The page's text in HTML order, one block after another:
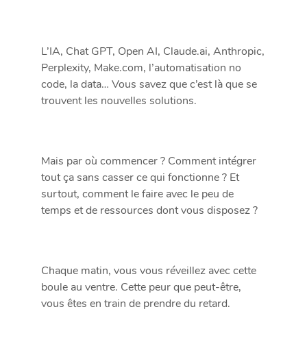
L’IA, Chat GPT, Open AI, Claude.ai, Anthropic,
Perplexity, Make.com, l’automatisation no
code, la data… Vous savez que c’est là que se
trouvent les nouvelles solutions.
Mais par où commencer ? Comment intégrer
tout ça sans casser ce qui fonctionne ? Et
surtout, comment le faire avec le peu de
temps et de ressources dont vous disposez ?
Chaque matin, vous vous réveillez avec cette
boule au ventre. Cette peur que peut-être,
vous êtes en train de prendre du retard.